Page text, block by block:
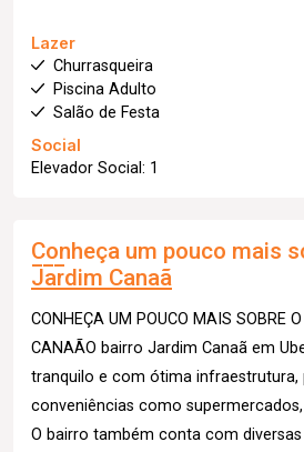
Lazer
Churrasqueira
Piscina Adulto
Salão de Festa
Social
Elevador Social: 1
Conheça um pouco mais
Jardim Canaã
CONHEÇA UM POUCO MAIS SOBRE
CANAÃO bairro Jardim Canaã em
tranquilo e com ótima infraestrutura,
conveniências como
O bairro também conta com